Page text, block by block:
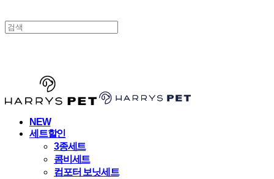
NEW
세트할인
3종세트
콤비세트
컴포터 보닛세트